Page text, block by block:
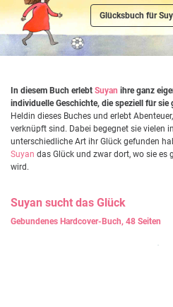
Glücksbuch für
In diesem Buch erlebt Suyan ihre ganz
individuelle Geschichte, die speziell für sie
Heldin dieses Buches und erlebt
verknüpft sind. Dabei begegnet sie vielen
unterschiedliche Art ihr Glück gefunden
Suyan das Glück und zwar dort, wo sie es
wird.
Suyan sucht das Glück
Gebundenes Hardcover-Buch, 48 Seiten